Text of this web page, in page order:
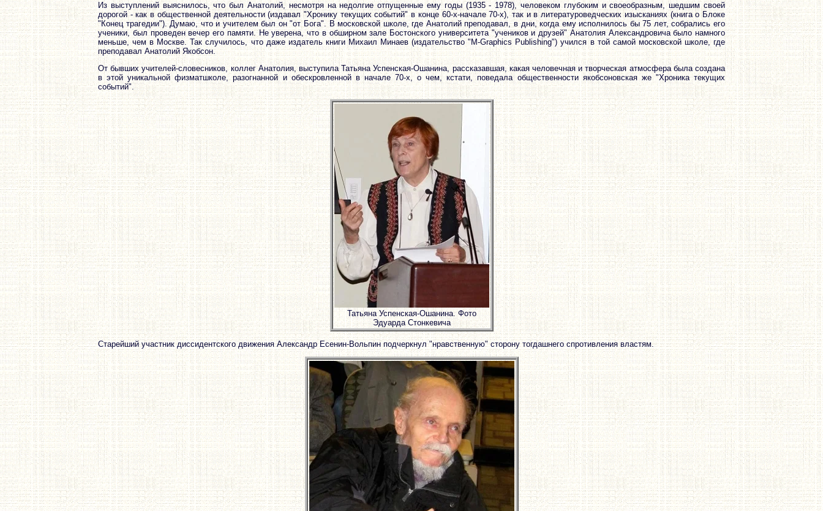
Из выступлений выяснилось, что был Анатолий, несмотря на недолгие отпущенные ему годы (1935 - 1978), человеком глубоким и своеобразным, шедшим своей
дорогой - как в общественной деятельности (издавал "Хронику текущих событий" в конце 60-х-начале 70-х), так и в литературоведческих изысканиях (книга о Блоке
"Конец трагедии"). Думаю, что и учителем был он "от Бога". В московской школе, где Анатолий преподавал, в дни, когда ему исполнилось бы 75 лет, собрались его
ученики, был проведен вечер его памяти. Не уверена, что в обширном зале Бостонского университета "учеников и друзей" Анатолия Александровича было намного
меньше, чем в Москве. Так случилось, что даже издатель книги Михаил Минаев (издательство "M-Graphics Publishing") учился в той самой московской школе, где
преподавал Анатолий Якобсон.
От бывших учителей-словесников, коллег Анатолия, выступила Татьяна Успенская-Ошанина, рассказавшая, какая человечная и творческая атмосфера была создана
в этой уникальной физматшколе, разогнанной и обескровленной в начале 70-х, о чем, кстати, поведала общественности якобсоновская же "Хроника текущих
событий".
Татьяна Успенская-Ошанина. Фото
Эдуарда Стонкевича
Старейший участник диссидентского движения Александр Есенин-Вольпин подчеркнул "нравственную" сторону тогдашнего спротивления властям.